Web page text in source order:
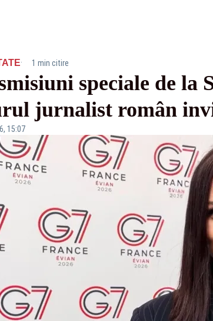
· 1 min citire
speciale de
jurnalist român
15:07